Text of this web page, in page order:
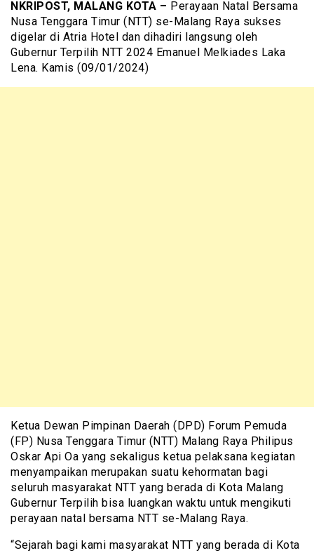
NKRIPOST, MALANG KOTA – Perayaan Natal Bersama
Nusa Tenggara Timur (NTT) se-Malang Raya sukses
digelar di Atria Hotel dan dihadiri langsung oleh
Gubernur Terpilih NTT 2024 Emanuel Melkiades Laka
Lena. Kamis (09/01/2024)
Ketua Dewan Pimpinan Daerah (DPD) Forum Pemuda
(FP) Nusa Tenggara Timur (NTT) Malang Raya Philipus
Oskar Api Oa yang sekaligus ketua pelaksana kegiatan
menyampaikan merupakan suatu kehormatan bagi
seluruh masyarakat NTT yang berada di Kota Malang
Gubernur Terpilih bisa luangkan waktu untuk mengikuti
perayaan natal bersama NTT se-Malang Raya.
“Sejarah bagi kami masyarakat NTT yang berada di Kota